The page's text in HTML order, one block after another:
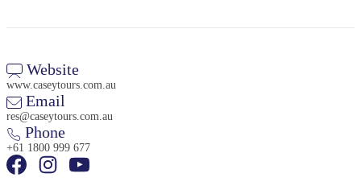
Sign
up
Website
www.caseytours.com.au
Email
res@caseytours.com.au
Phone
+61 1800 999 677